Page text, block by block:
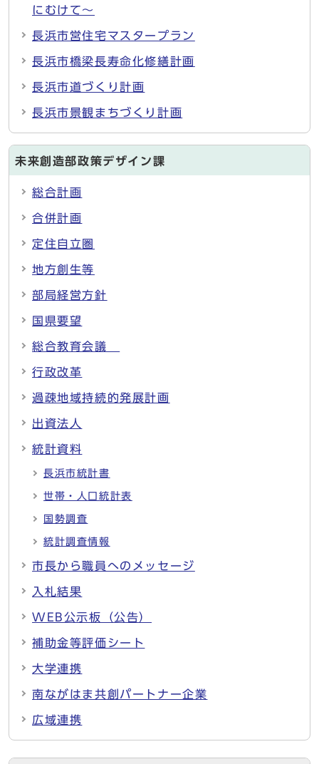
にむけて～
長浜市営住宅マスタープラン
長浜市橋梁長寿命化修繕計画
長浜市道づくり計画
長浜市景観まちづくり計画
未来創造部政策デザイン課
総合計画
合併計画
定住自立圏
地方創生等
部局経営方針
国県要望
総合教育会議
行政改革
過疎地域持続的発展計画
出資法人
統計資料
長浜市統計書
世帯・人口統計表
国勢調査
統計調査情報
市長から職員へのメッセージ
入札結果
WEB公示板（公告）
補助金等評価シート
大学連携
南ながはま共創パートナー企業
広域連携